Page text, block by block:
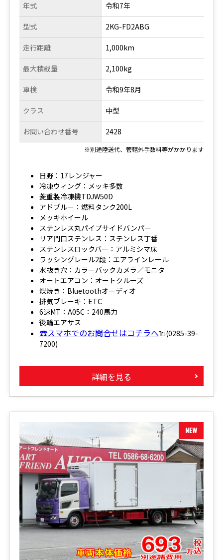
年式
型式
走行距離
令和7年
2KG-FD2ABG
1,000km
最大積載量
車検
クラス
お問い合わせ番号
2,100kg
令和9年8月
中型
2428
※別途陸送代、管轄外手数料等がかかります
日野：17レンジャー
冷凍ウィング：メッキ多数
菱重製冷凍機TDJW50D
アドブルー：燃料タンク200L
メッキホイール
ステンレス丸パイプサイドバンパー
リア門口ステンレス：ステンレス丁番
ステンレスロックバー：アルミシマ床
ラッシングレール2段：エアラインレール
水抜き穴：カラーバックカメラ／モニタ
オートエアコン：オートクルーズ
煤焼き：Bluetoothオーディオ
排気ブレーキ：ETC
6速MT：A05C：240馬力
後輪エアサス
☎スマホでのお問合せはコチラへ℡(0285-39-
7200)
詳細を見る